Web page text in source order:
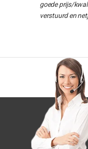
goede prijs/
verstuurd en